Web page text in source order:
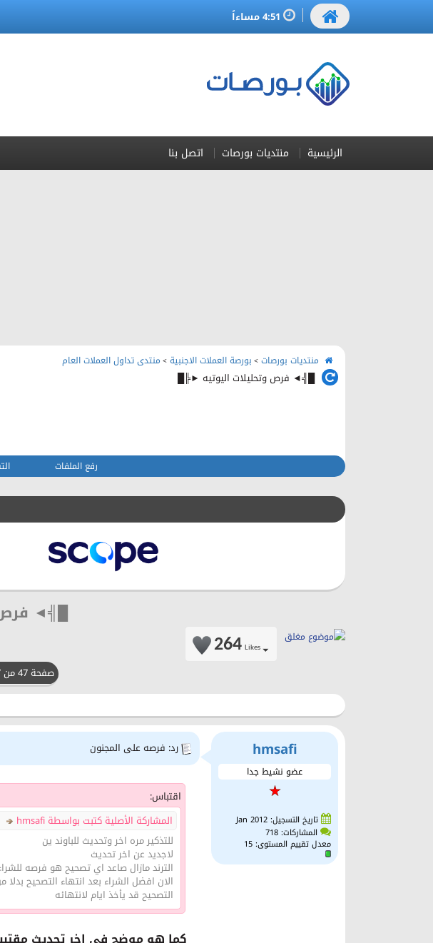
الرئيسية منتديات بورصات اتصل بنا
منتديات بورصات > بورصة العملات الاجنبية > منتدى تداول العملات العام
█╣◄ فرص وتحليلات اليوتيه ►╠█
رفع الملفات
█╣◄ فرص
264 Likes
صفحة 47 من 77
hmsafi
عضو نشيط جدا
تاريخ التسجيل: Jan 2012
المشاركات: 718
معدل تقييم المستوى:15
رد: فرصه على المجنون
اقتباس:
المشاركة الأصلية كتبت بواسطة hmsafi
للتذكير مره اخر وتحديث للباوند ين
لاجديد عن اخر تحديث
الترند مازال صاعد اي تصحيح هو فرصه
الان افضل الشراء بعد انتهاء التصحيح بدلا
التصحيح قد يأخذ ايام لانتهائه